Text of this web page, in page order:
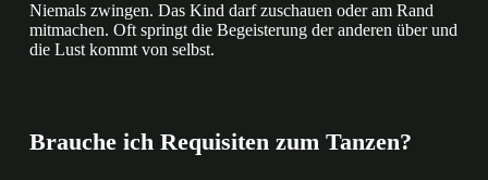
Niemals zwingen. Das Kind darf zuschauen oder am Rand
mitmachen. Oft springt die Begeisterung der anderen über und
die Lust kommt von selbst.
Brauche ich Requisiten zum Tanzen?